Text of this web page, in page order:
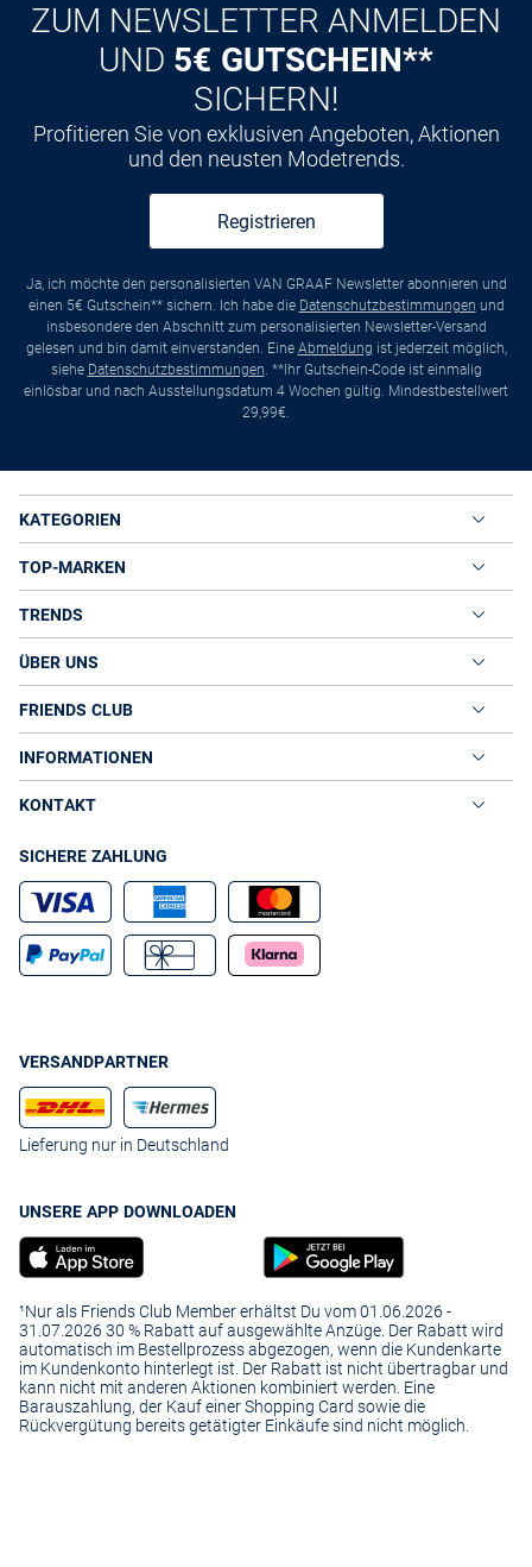
ZUM NEWSLETTER ANMELDEN
UND 5€ GUTSCHEIN**
SICHERN!
Profitieren Sie von exklusiven Angeboten, Aktionen
und den neusten Modetrends.
Registrieren
Ja, ich möchte den personalisierten VAN GRAAF Newsletter abonnieren und
einen 5€ Gutschein** sichern. Ich habe die Datenschutzbestimmungen und
insbesondere den Abschnitt zum personalisierten Newsletter-Versand
gelesen und bin damit einverstanden. Eine Abmeldung ist jederzeit möglich,
siehe Datenschutzbestimmungen. **Ihr Gutschein-Code ist einmalig
einlösbar und nach Ausstellungsdatum 4 Wochen gültig. Mindestbestellwert
29,99€.
KATEGORIEN
TOP-MARKEN
TRENDS
ÜBER UNS
FRIENDS CLUB
INFORMATIONEN
KONTAKT
SICHERE ZAHLUNG
VERSANDPARTNER
Lieferung nur in Deutschland
UNSERE APP DOWNLOADEN
¹Nur als Friends Club Member erhältst Du vom 01.06.2026 -
31.07.2026 30 % Rabatt auf ausgewählte Anzüge. Der Rabatt wird
automatisch im Bestellprozess abgezogen, wenn die Kundenkarte
im Kundenkonto hinterlegt ist. Der Rabatt ist nicht übertragbar und
kann nicht mit anderen Aktionen kombiniert werden. Eine
Barauszahlung, der Kauf einer Shopping Card sowie die
Rückvergütung bereits getätigter Einkäufe sind nicht möglich.